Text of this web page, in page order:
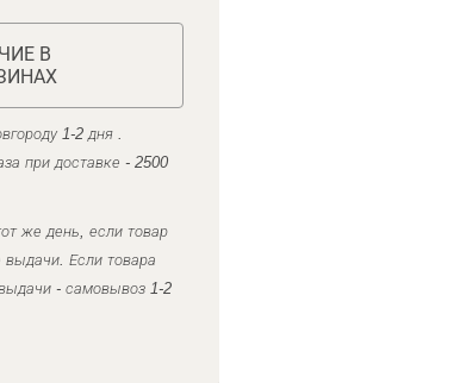
В
1-2 дня .
при доставке - 2500
же день, если товар
Если товара
- самовывоз 1-2